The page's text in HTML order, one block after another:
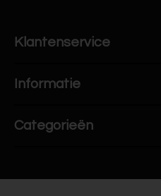
Klantenservice
Informatie
Categorieën